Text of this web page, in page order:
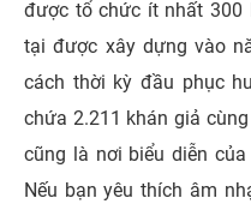
được tổ chức ít nhất 300
tại được xây dựng vào
cách thời kỳ đầu phục
chứa 2.211 khán giả
cũng là nơi biểu diễn
Nếu bạn yêu thích âm